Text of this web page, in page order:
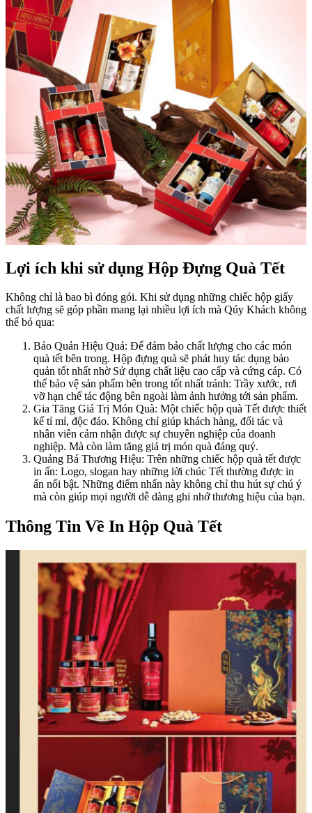
Lợi ích khi sử dụng Hộp Đựng Quà Tết
Không chỉ là bao bì đóng gói. Khi sử dụng những chiếc hộp giấy
chất lượng sẽ góp phần mang lại nhiều lợi ích mà Qúy Khách không
thể bỏ qua:
Bảo Quản Hiệu Quả: Để đảm bảo chất lượng cho các món
quà tết bên trong. Hộp đựng quà sẽ phát huy tác dụng bảo
quản tốt nhất nhờ Sử dụng chất liệu cao cấp và cứng cáp. Có
thể bảo vệ sản phẩm bên trong tốt nhất tránh: Trầy xước, rơi
vỡ hạn chế tác động bên ngoài làm ảnh hưởng tới sản phẩm.
Gia Tăng Giá Trị Món Quà: Một chiếc hộp quà Tết được thiết
kế tỉ mỉ, độc đáo. Không chỉ giúp khách hàng, đối tác và
nhân viên cảm nhận được sự chuyên nghiệp của doanh
nghiệp. Mà còn làm tăng giá trị món quà đáng quý.
Quảng Bá Thương Hiệu: Trên những chiếc hộp quà tết được
in ấn: Logo, slogan hay những lời chúc Tết thường được in
ấn nổi bật. Những điểm nhấn này không chỉ thu hút sự chú ý
mà còn giúp mọi người dễ dàng ghi nhớ thương hiệu của bạn.
Thông Tin Về In Hộp Quà Tết